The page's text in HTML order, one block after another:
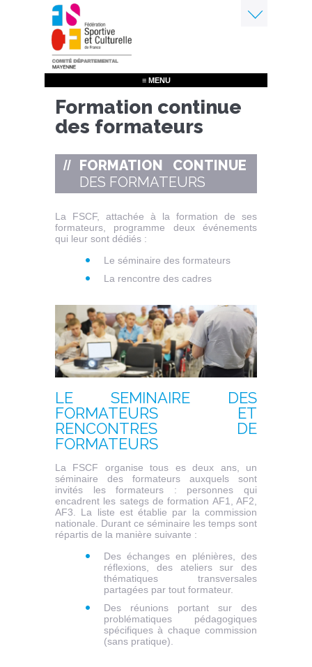
Aller
au
contenu
principal
≡ MENU
Formation continue
des formateurs
FORMATION CONTINUE
DES FORMATEURS
La FSCF, attachée à la formation de ses
formateurs, programme deux événements
qui leur sont dédiés :
Le séminaire des formateurs
La rencontre des cadres
LE SEMINAIRE DES
FORMATEURS ET
RENCONTRES DE
FORMATEURS
La FSCF organise tous es deux ans, un
séminaire des formateurs auxquels sont
invités les formateurs : personnes qui
encadrent les sategs de formation AF1, AF2,
AF3. La liste est établie par la commission
nationale. Durant ce séminaire les temps sont
répartis de la manière suivante :
Des échanges en plénières, des
réflexions, des ateliers sur des
thématiques transversales
partagées par tout formateur.
Des réunions portant sur des
problématiques pédagogiques
spécifiques à chaque commission
(sans pratique).